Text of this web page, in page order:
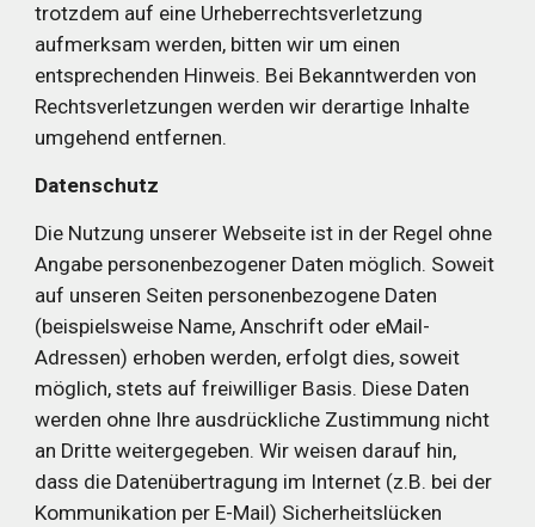
trotzdem auf eine Urheberrechtsverletzung
aufmerksam werden, bitten wir um einen
entsprechenden Hinweis. Bei Bekanntwerden von
Rechtsverletzungen werden wir derartige Inhalte
umgehend entfernen.
Datenschutz
Die Nutzung unserer Webseite ist in der Regel ohne
Angabe personenbezogener Daten möglich. Soweit
auf unseren Seiten personenbezogene Daten
(beispielsweise Name, Anschrift oder eMail-
Adressen) erhoben werden, erfolgt dies, soweit
möglich, stets auf freiwilliger Basis. Diese Daten
werden ohne Ihre ausdrückliche Zustimmung nicht
an Dritte weitergegeben. Wir weisen darauf hin,
dass die Datenübertragung im Internet (z.B. bei der
Kommunikation per E-Mail) Sicherheitslücken